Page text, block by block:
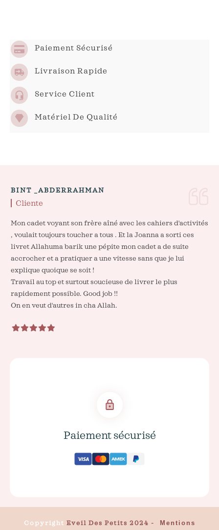
Paiement Sécurisé
Livraison Rapide
Service Client
Matériel De Qualité
BINT _ABDERRAHMAN
Cliente
Mon cadet voyant son frère aîné avec les cahiers d'activités
, voulait toujours toucher a tous . Et la Joanna a sorti ces
livret Allahuma barik une pépite mon cadet a de suite
accrocher et a pratiquer a une vitesse sans que je lui
explique quoique se soit !
Travail au top et surtout soucieuse de livrer le plus
rapidement possible. Good job !!
On en veut d'autres in cha Allah.
Paiement sécurisé
Copyright Eveil Des Petits 2024 - Mentions